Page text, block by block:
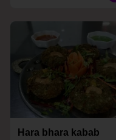
Hara bhara kabab